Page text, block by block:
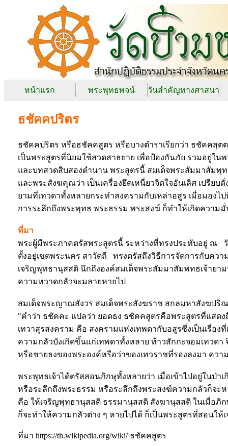
หน้าแรก พระพุทธพจน์ วันสำคัญทางศาสนา
ธชัคคปริตร
ธชัคคปริตร หรือธชัคคสูตร หรือบางตำราเรียกว่า ธชัคคสุต
เป็นพระสูตรที่นิยมใช้สวดสาธยาย เพื่อป้องกันภัย รวมอยู่ใ
และบทสวดสิบสองตำนาน พระสูตรนี้ สมเด็จพระสัมมาสัม
และพระสังฆคุณว่า เป็นเครื่องยึดเหนี่ยวจิตใจอันเลิศ เปรียบ
ยามที่เทวดาทั้งหลายกระทำสงครามกับเหล่าอสูร เมื่อมอง
การระลึกถึงพระพุทธ พระธรรม พระสงฆ์ ก็ทำให้เกิดความ
ที่มา
พระผู้มีพระภาคตรัสพระสูตรนี้ ระหว่างที่ทรงประทับอยู่
ตั้งอยู่เขตพระนคร สาวัตถี ทรงตรัสถึงวิธีการจัดการกับคว
เจริญพุทธานุสสติ นึกถึงองค์สมเด็จพระสัมมาสัมพทธเจ้าย
ความหวาดกลัวจะมลายหายไป
สมเด็จพระญาณสังวร สมเด็จพระสังฆราช สกลมหาสังฆปริ
"คำว่า ธชัคคะ แปลว่า ยอดธง ธชัคคสูตรคือพระสูตรที่แสดง
เทวาสุรสงคราม คือ สงครามแห่งเทพดากับอสูรซึ่งเป็นเรื่อง
ความกลัวบังเกิดขึ้นแก่เทพดาทั้งหลาย ท้าวสักกะจอมเทวด
หรือชายธงของพระองค์หรือว่าของเทวราชที่รองลงมา ควา
พระพุทธเจ้าได้ตรัสสอนภิกษุทั้งหลายว่า เมื่อเข้าไปอยู่ในป่า
หรือระลึกถึงพระธรรม หรือระลึกถึงพระสงฆ์ความกลัวก็จะ
คือ ให้เจริญพุทธานุสสติ ธรรมานุสสติ สังฆานุสสติ ในเมื่อภิ
ก็จะทำให้ความกลัวต่าง ๆ หายไปได้ ก็เป็นพระสูตรที่สอนใ
ที่มา https://th.wikipedia.org/wiki/ ธชัคคสูตร